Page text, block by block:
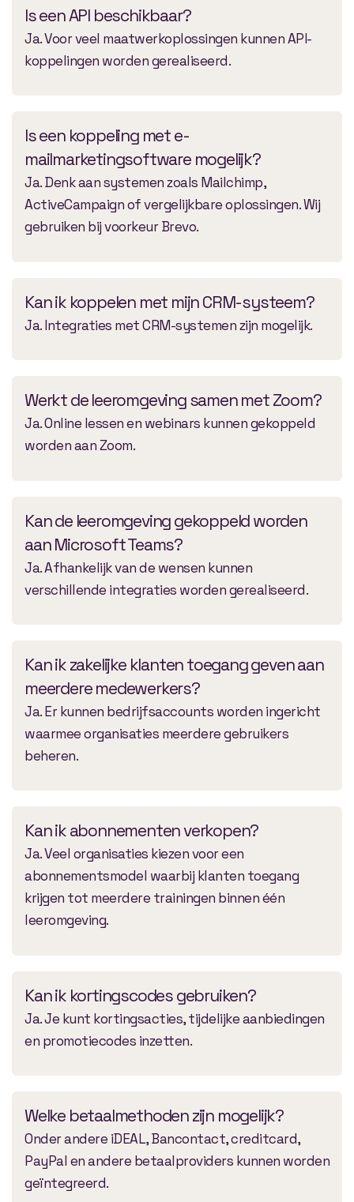
Is een API beschikbaar?
Ja. Voor veel maatwerkoplossingen kunnen API-
koppelingen worden gerealiseerd.
Is een koppeling met e-
mailmarketingsoftware mogelijk?
Ja. Denk aan systemen zoals Mailchimp,
ActiveCampaign of vergelijkbare oplossingen. Wij
gebruiken bij voorkeur Brevo.
Kan ik koppelen met mijn CRM-systeem?
Ja. Integraties met CRM-systemen zijn mogelijk.
Werkt de leeromgeving samen met Zoom?
Ja. Online lessen en webinars kunnen gekoppeld
worden aan Zoom.
Kan de leeromgeving gekoppeld worden
aan Microsoft Teams?
Ja. Afhankelijk van de wensen kunnen
verschillende integraties worden gerealiseerd.
Kan ik zakelijke klanten toegang geven aan
meerdere medewerkers?
Ja. Er kunnen bedrijfsaccounts worden ingericht
waarmee organisaties meerdere gebruikers
beheren.
Kan ik abonnementen verkopen?
Ja. Veel organisaties kiezen voor een
abonnementsmodel waarbij klanten toegang
krijgen tot meerdere trainingen binnen één
leeromgeving.
Kan ik kortingscodes gebruiken?
Ja. Je kunt kortingsacties, tijdelijke aanbiedingen
en promotiecodes inzetten.
Welke betaalmethoden zijn mogelijk?
Onder andere iDEAL, Bancontact, creditcard,
PayPal en andere betaalproviders kunnen worden
geïntegreerd.